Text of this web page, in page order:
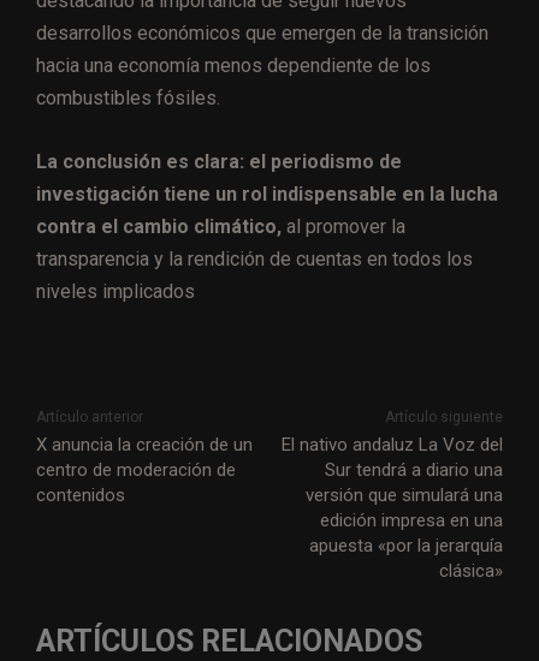
desarrollos económicos que emergen de la transición
hacia una economía menos dependiente de los
combustibles fósiles.
La conclusión es clara: el periodismo de
investigación tiene un rol indispensable en la lucha
contra el cambio climático, al promover la
transparencia y la rendición de cuentas en todos los
niveles implicados
Artículo anterior
X anuncia la creación de un
centro de moderación de
contenidos
Artículo siguiente
El nativo andaluz La Voz del
Sur tendrá a diario una
versión que simulará una
edición impresa en una
apuesta «por la jerarquía
clásica»
ARTÍCULOS RELACIONADOS